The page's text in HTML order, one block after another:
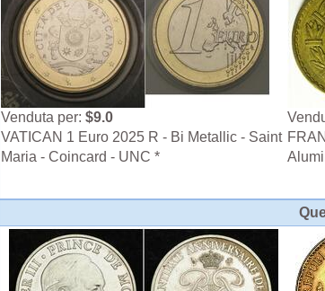
Venduta per: $9.0
VATICAN 1 Euro 2025 R - Bi Metallic - Saint
Maria - Coincard - UNC *